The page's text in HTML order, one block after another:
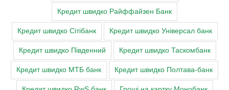
Кредит швидко Райффайзен Банк
Кредит швидко Сітібанк Кредит швидко Універсал банк
Кредит швидко Південний Кредит швидко Таскомбанк
Кредит швидко МТБ банк Кредит швидко Полтава-банк